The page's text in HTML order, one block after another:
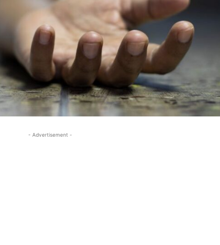
- Advertisement -